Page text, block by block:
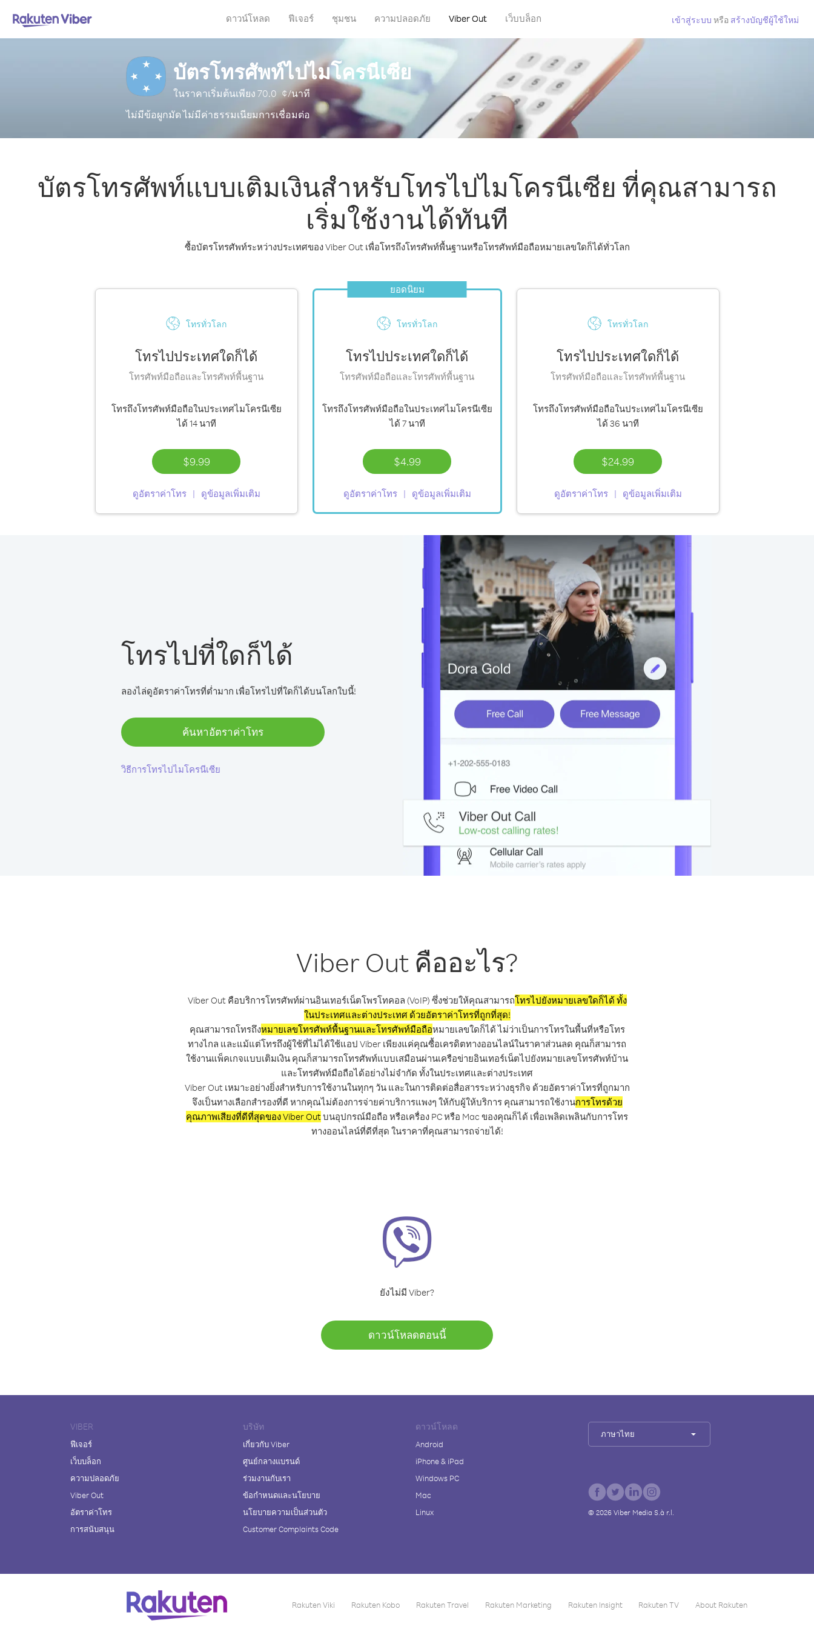
ดาวน์โหลด ฟีเจอร์ ชุมชน ความปลอดภัย Viber Out เว็บบล็อก เข้าสู่ระบบ หรือ สร้างบัญชีผู้ใช้ใหม่
บัตรโทรศัพท์ไปไมโครนีเซีย
ในราคาเริ่มต้นเพียง 70.0 ¢/นาที
ไม่มีข้อผูกมัด ไม่มีค่าธรรมเนียมการเชื่อมต่อ
บัตรโทรศัพท์แบบเติมเงินสำหรับโทรไปไมโครนีเซีย ที่คุณสามารถ
เริ่มใช้งานได้ทันที
ซื้อบัตรโทรศัพท์ระหว่างประเทศของ Viber Out เพื่อโทรถึงโทรศัพท์พื้นฐานหรือโทรศัพท์มือถือหมายเลขใดก็ได้ทั่วโลก
โทรทั่วโลก
โทรไปประเทศใดก็ได้
โทรศัพท์มือถือและโทรศัพท์พื้นฐาน
โทรถึงโทรศัพท์มือถือในประเทศไมโครนีเซีย
ได้14 นาที
$9.99
ดูอัตราค่าโทร ดูข้อมูลเพิ่มเติม
ยอดนิยม
โทรทั่วโลก
โทรไปประเทศใดก็ได้
โทรศัพท์มือถือและโทรศัพท์พื้นฐาน
โทรถึงโทรศัพท์มือถือในประเทศไมโครนีเซีย
ได้7 นาที
$4.99
ดูอัตราค่าโทร ดูข้อมูลเพิ่มเติม
โทรทั่วโลก
โทรไปประเทศใดก็ได้
โทรศัพท์มือถือและโทรศัพท์พื้นฐาน
โทรถึงโทรศัพท์มือถือในประเทศไมโครนีเซีย
ได้36 นาที
$24.99
ดูอัตราค่าโทร ดูข้อมูลเพิ่มเติม
โทรไปที่ใดก็ได้
ลองไล่ดูอัตราค่าโทรที่ต่ำมาก เพื่อโทรไปที่ใดก็ได้บนโลกใบนี้!
ค้นหาอัตราค่าโทร
วิธีการโทรไปไมโครนีเซีย
Viber Out คืออะไร?
Viber Out คือบริการโทรศัพท์ผ่านอินเทอร์เน็ตโพรโทคอล (VoIP) ซึ่งช่วยให้คุณสามารถโทรไปยังหมายเลขใดก็ได้ ทั้ง
ในประเทศและต่างประเทศ ด้วยอัตราค่าโทรที่ถูกที่สุด!
คุณสามารถโทรถึงหมายเลขโทรศัพท์พื้นฐานและโทรศัพท์มือถือหมายเลขใดก็ได้ ไม่ว่าเป็นการโทรในพื้นที่หรือโทร
ทางไกล และแม้แต่โทรถึงผู้ใช้ที่ไม่ได้ใช้แอป Viber เพียงแค่คุณซื้อเครดิตทางออนไลน์ในราคาส่วนลด คุณก็สามารถ
ใช้งานแพ็คเกจแบบเติมเงิน คุณก็สามารถโทรศัพท์แบบเสมือนผ่านเครือข่ายอินเทอร์เน็ตไปยังหมายเลขโทรศัพท์บ้าน
และโทรศัพท์มือถือได้อย่างไม่จำกัด ทั้งในประเทศและต่างประเทศ
Viber Out เหมาะอย่างยิ่งสำหรับการใช้งานในทุกๆ วัน และในการติดต่อสื่อสารระหว่างธุรกิจ ด้วยอัตราค่าโทรที่ถูกมาก
จึงเป็นทางเลือกสำรองที่ดี หากคุณไม่ต้องการจ่ายค่าบริการแพงๆ ให้กับผู้ให้บริการ คุณสามารถใช้งานการโทรด้วย
คุณภาพเสียงที่ดีที่สุดของ Viber Outบนอุปกรณ์มือถือ หรือเครื่อง PC หรือ Mac ของคุณก็ได้ เพื่อเพลิดเพลินกับการโทร
ทางออนไลน์ที่ดีที่สุด ในราคาที่คุณสามารถจ่ายได้!
ยังไม่มี Viber?
ดาวน์โหลดตอนนี้
VIBER
ฟีเจอร์
เว็บบล็อก
ความปลอดภัย
Viber Out
อัตราค่าโทร
การสนับสนุน
บริษัท
เกี่ยวกับ Viber
ศูนย์กลางแบรนด์
ร่วมงานกับเรา
ข้อกำหนดและนโยบาย
นโยบายความเป็นส่วนตัว
Customer Complaints Code
ดาวน์โหลด
Android
iPhone & iPad
Windows PC
Mac
Linux
ภาษาไทย
© 2026 Viber Media S.à r.l.
Rakuten Viki Rakuten Kobo Rakuten Travel Rakuten Marketing Rakuten Insight Rakuten TV About Rakuten